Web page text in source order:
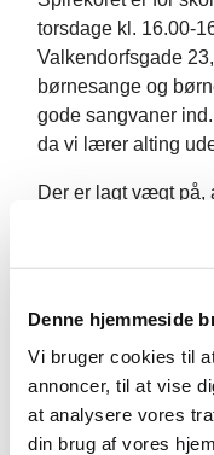
Denne hjemmeside
Vi bruger cookies til
annoncer, til at vise
at analysere vores
din brug af vores
torsdage kl. 16.00-
Valkendorfsgade
børnesange og
gode sangvaner
da vi lærer alting
Der er lagt vægt på,
arbejder med
Derfor ønsker vi,
undervisningen.
ledelse af børnekor.
Der kommer
hjemmesiden.